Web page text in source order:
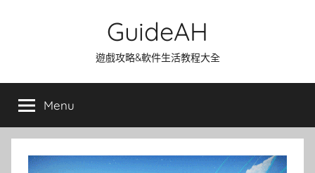
GuideAH
遊戲攻略&軟件生活教程大全
Menu